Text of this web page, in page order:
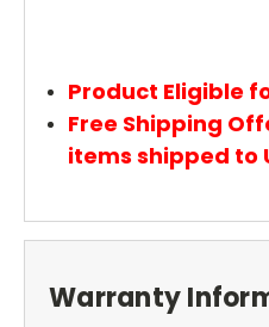
Product Eligible
Free Shipping
items shipped to
Warranty